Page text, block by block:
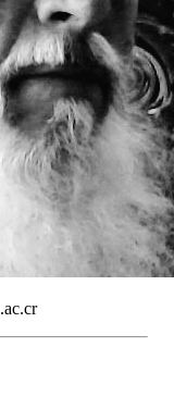
.ac.cr